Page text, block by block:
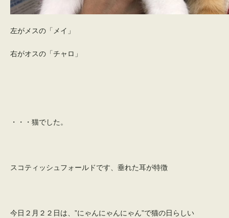
左がメスの「メイ」
右がオスの「チャロ」
・・・猫でした。
スコティッシュフォールドです、垂れた耳が特徴
今日２月２２日は、”にゃんにゃんにゃん”で猫の日らしい